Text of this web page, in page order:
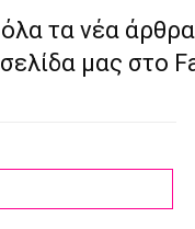
όλα τα νέα άρθρα
μας στο